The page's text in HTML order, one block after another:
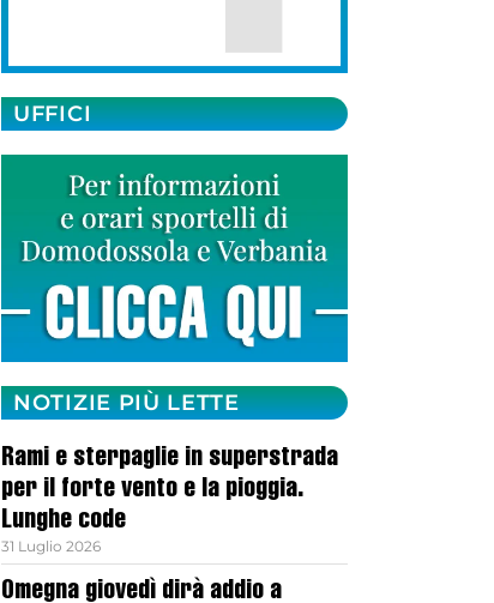
UFFICI
NOTIZIE PIÙ LETTE
Rami e sterpaglie in superstrada
per il forte vento e la pioggia.
Lunghe code
31 Luglio 2026
Omegna giovedì dirà addio a